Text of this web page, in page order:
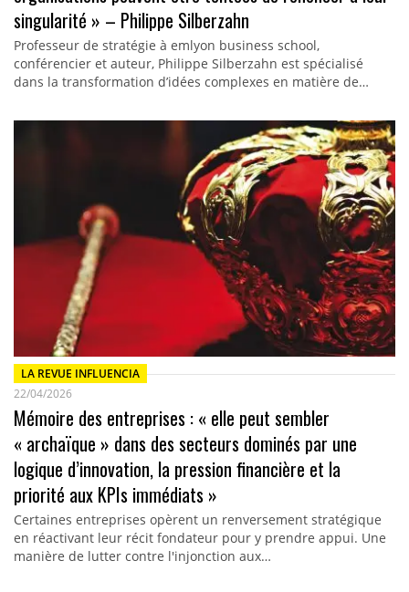
singularité » – Philippe Silberzahn
Professeur de stratégie à emlyon business school,
conférencier et auteur, Philippe Silberzahn est spécialisé
dans la transformation d’idées complexes en matière de…
LA REVUE INFLUENCIA
22/04/2026
Mémoire des entreprises : « elle peut sembler
« archaïque » dans des secteurs dominés par une
logique d’innovation, la pression financière et la
priorité aux KPIs immédiats »
Certaines entreprises opèrent un renversement stratégique
en réactivant leur récit fondateur pour y prendre appui. Une
manière de lutter contre l'injonction aux…